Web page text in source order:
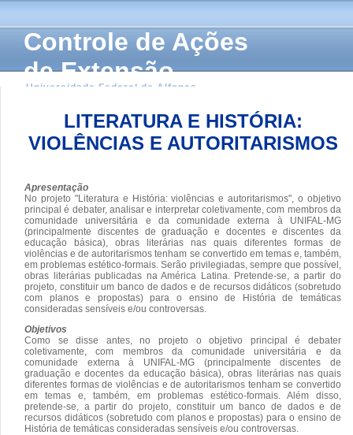
Controle de Ações
de Extensão
Universidade Federal de Alfenas
LITERATURA E HISTÓRIA:
VIOLÊNCIAS E AUTORITARISMOS
Apresentação
No projeto "Literatura e História: violências e autoritarismos", o objetivo
principal é debater, analisar e interpretar coletivamente, com membros da
comunidade universitária e da comunidade externa à UNIFAL-MG
(principalmente discentes de graduação e docentes e discentes da
educação básica), obras literárias nas quais diferentes formas de
violências e de autoritarismos tenham se convertido em temas e, também,
em problemas estético-formais. Serão privilegiadas, sempre que possível,
obras literárias publicadas na América Latina. Pretende-se, a partir do
projeto, constituir um banco de dados e de recursos didáticos (sobretudo
com planos e propostas) para o ensino de História de temáticas
consideradas sensíveis e/ou controversas.
Objetivos
Como se disse antes, no projeto o objetivo principal é debater
coletivamente, com membros da comunidade universitária e da
comunidade externa à UNIFAL-MG (principalmente discentes de
graduação e docentes da educação básica), obras literárias nas quais
diferentes formas de violências e de autoritarismos tenham se convertido
em temas e, também, em problemas estético-formais. Além disso,
pretende-se, a partir do projeto, constituir um banco de dados e de
recursos didáticos (sobretudo com planos e propostas) para o ensino de
História de temáticas consideradas sensíveis e/ou controversas.